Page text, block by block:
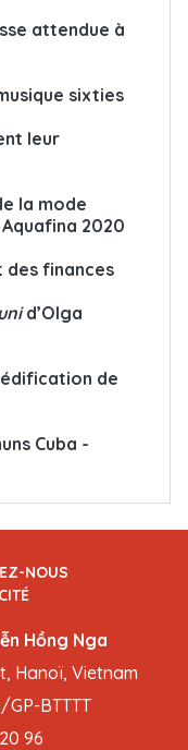
attendue à
sixties
leur
la mode
2020
des finances
d’Olga
de
Cuba -
NOUS
Hồng Nga
Hanoï, Vietnam
GP-BTTTT
96